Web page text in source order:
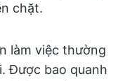
chặt.
làm việc thường
Được bao quanh